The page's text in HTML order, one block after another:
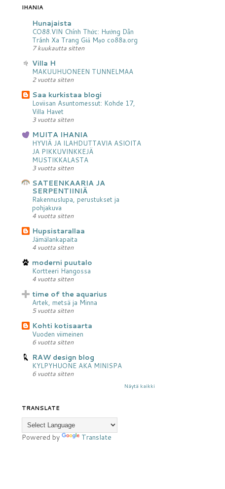
IHANIA
Hunajaista
CO88.VIN Chính Thức: Hướng Dẫn
Tránh Xa Trang Giả Mạo co88a.org
7 kuukautta sitten
Villa H
MAKUUHUONEEN TUNNELMAA
2 vuotta sitten
Saa kurkistaa blogi
Loviisan Asuntomessut: Kohde 17,
Villa Havet
3 vuotta sitten
MUITA IHANIA
HYVIÄ JA ILAHDUTTAVIA ASIOITA
JA PIKKUVINKKEJÄ
MUSTIKKALASTA
3 vuotta sitten
SATEENKAARIA JA
SERPENTIINIÄ
Rakennuslupa, perustukset ja
pohjakuva
4 vuotta sitten
Hupsistarallaa
Jämälankapaita
4 vuotta sitten
moderni puutalo
Kortteeri Hangossa
4 vuotta sitten
time of the aquarius
Artek, metsä ja Minna
5 vuotta sitten
Kohti kotisaarta
Vuoden viimeinen
6 vuotta sitten
RAW design blog
KYLPYHUONE AKA MINISPA
6 vuotta sitten
Näytä kaikki
TRANSLATE
Powered by Translate